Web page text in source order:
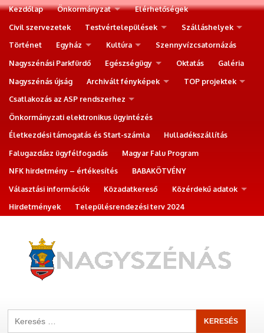
Kezdőlap Önkormányzat
Elérhetőségek
Civil szervezetek
Testvértelepülések
Szálláshelyek
Történet
Egyház Kultúra
Szennyvízcsatornázás
Nagyszénási Parkfürdő
Egészségügy Oktatás
Galéria
Nagyszénás újság
Archivált fényképek
TOP projektek
Csatlakozás az ASP rendszerhez
Önkormányzati elektronikus ügyintézés
Életkezdési támogatás és Start-számla
Hulladékszállítás
Falugazdász ügyfélfogadás
Magyar Falu Program
NFK hirdetmény – értékesítés
BABAKÖTVÉNY
Választási információk
Közadatkereső
Közérdekű adatok
Hirdetmények
Településrendezési terv 2024